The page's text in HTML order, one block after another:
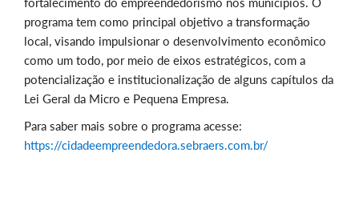
programa tem como principal objetivo a transformação
local, visando impulsionar o desenvolvimento econômico
como um todo, por meio de eixos estratégicos, com a
potencialização e institucionalização de alguns capítulos da
Lei Geral da Micro e Pequena Empresa.
Para saber mais sobre o programa acesse:
https://cidadeempreendedora.sebraers.com.br/